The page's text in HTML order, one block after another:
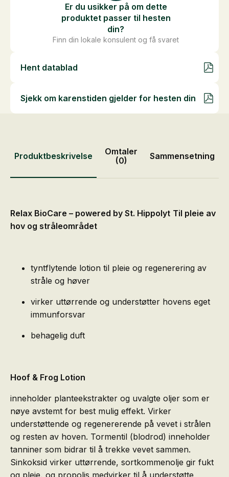
Er du usikker på om dette
produktet passer til hesten
din?
Finn din lokale konsulent og få svaret
Hent datablad
Sjekk om karenstiden gjelder for hesten din
Produktbeskrivelse
Omtaler
(0)
Sammensetning
Relax BioCare – powered by St. Hippolyt Til pleie av
hov og stråleområdet
tyntflytende lotion til pleie og regenerering av
stråle og høver
virker uttørrende og understøtter hovens eget
immunforsvar
behagelig duft
Hoof & Frog Lotion
inneholder planteekstrakter og uvalgte oljer som er
nøye avstemt for best mulig effekt. Virker
understøttende og regenererende på vevet i strålen
og resten av hoven. Tormentil (blodrod) inneholder
tanniner som bidrar til å trekke vevet sammen.
Sinkoksid virker uttørrende, sortkommenolje gir fukt
og pleie, og propolis medvirker til å understøtte